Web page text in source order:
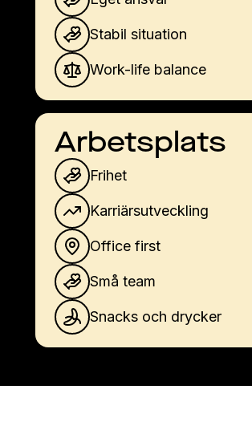
Stabil situation
Work-life balance
Arbetsplats
Frihet
Karriärsutveckling
Office first
Små team
Snacks och drycker